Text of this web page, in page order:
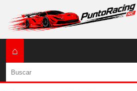
⌂
Buscar